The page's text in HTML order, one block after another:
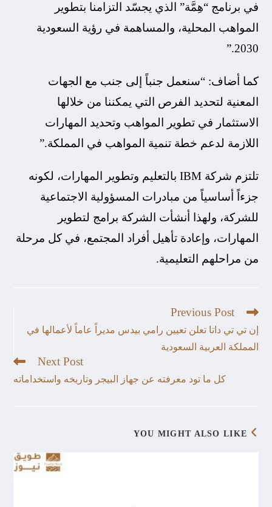
في برنامج “هِمَّة” الذي يجسّد التزامنا بتطوير
المواهب المحلية، والمساهمة في رؤية السعودية
2030.”
كما أضاف: “سنعمل جنباً إلى جنب مع الجهات
المعنية لتحديد الفرص التي يمكننا من خلالها
الاستثمار في تطوير المواهب وتحديد المهارات
اللازمة لدعم خطة تنمية المواهب في المملكة.”
تلتزم شركة IBM بالتعليم وتطوير المهارات، لكونه
جزءاً أساسياً من مبادرات المسؤولية الاجتماعية
للشركة، ولهذا أنشأت الشركة برامج لتطوير
المهارات، وإعادة تأهيل أفراد المجتمع، في كل مرحلة
من مراحلهم التعليمية.
Previous Post
إن تي تي داتا تعلن تعيين رامي بيدس مديراً عاماً لأعمالها في
المملكة العربية السعودية
Next Post
كل ما تود معرفته عن جهاز البيجر وتاريخه واستخداماته
YOU MIGHT ALSO LIKE